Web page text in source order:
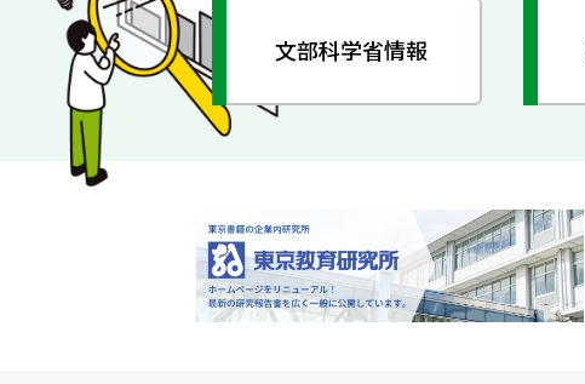
文部科学省情報